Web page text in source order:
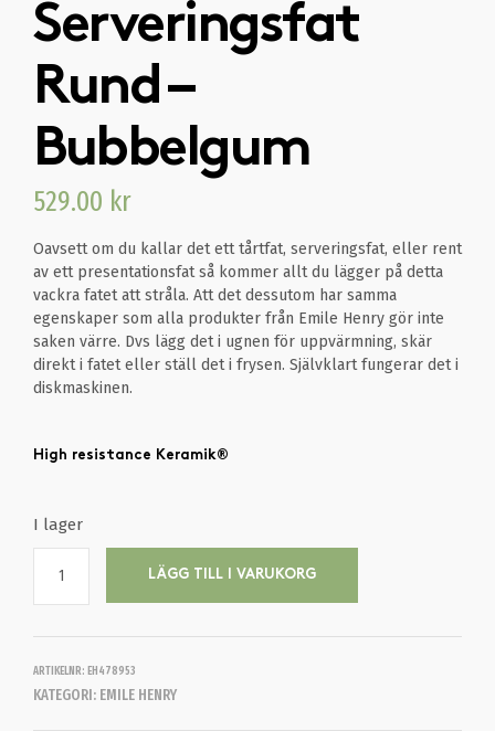
Serveringsfat
Rund –
Bubbelgum
529.00 kr
Oavsett om du kallar det ett tårtfat, serveringsfat, eller rent
av ett presentationsfat så kommer allt du lägger på detta
vackra fatet att stråla. Att det dessutom har samma
egenskaper som alla produkter från Emile Henry gör inte
saken värre. Dvs lägg det i ugnen för uppvärmning, skär
direkt i fatet eller ställ det i frysen. Självklart fungerar det i
diskmaskinen.
High resistance Keramik®
I lager
LÄGG TILL I VARUKORG
ARTIKELNR: EH478953
KATEGORI: EMILE HENRY